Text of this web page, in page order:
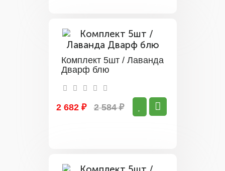
Комплект 5шт / Лаванда
Дварф блю
2 682 ₽ 2 584 ₽